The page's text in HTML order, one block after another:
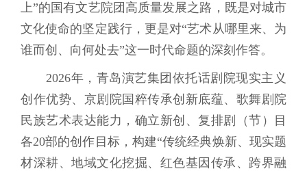
上”的国有文艺院团高质量发展之路，既是对城市
文化使命的坚定践行，更是对“艺术从哪里来、为
谁而创、向何处去”这一时代命题的深刻作答。
2026年，青岛演艺集团依托话剧院现实主义
创作优势、京剧院国粹传承创新底蕴、歌舞剧院
民族艺术表达能力，确立新创、复排剧（节）目
各20部的创作目标，构建“传统经典焕新、现实题
材深耕、地域文化挖掘、红色基因传承、跨界融